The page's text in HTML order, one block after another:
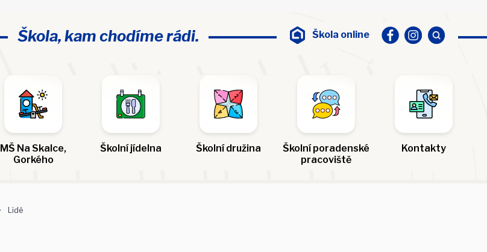
Škola, kam chodíme rádi. Škola online
MŠ Na Skalce,
Gorkého
Školní jídelna Školní družina
Školní poradenské
pracoviště
Kontakty
Lidé